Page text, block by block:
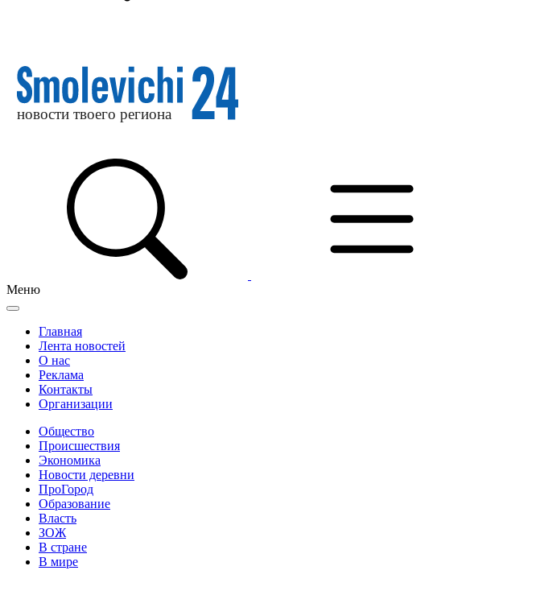
Меню
Главная
Лента новостей
О нас
Реклама
Контакты
Организации
Общество
Происшествия
Экономика
Новости деревни
ПроГород
Образование
Власть
ЗОЖ
В стране
В мире